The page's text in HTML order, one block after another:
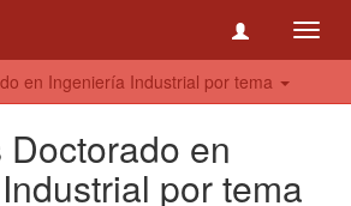
en Ingeniería Industrial por tema
Doctorado en
por tema